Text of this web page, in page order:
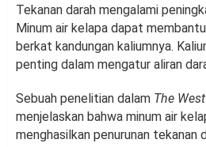
Tekanan darah mengalami
Minum air kelapa dapat
berkat kandungan kaliumnya.
penting dalam mengatur aliran
Sebuah penelitian dalam The
menjelaskan bahwa minum air
menghasilkan penurunan tekanan